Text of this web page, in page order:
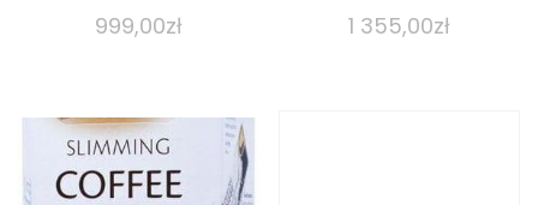
999,00zł 1 355,00zł